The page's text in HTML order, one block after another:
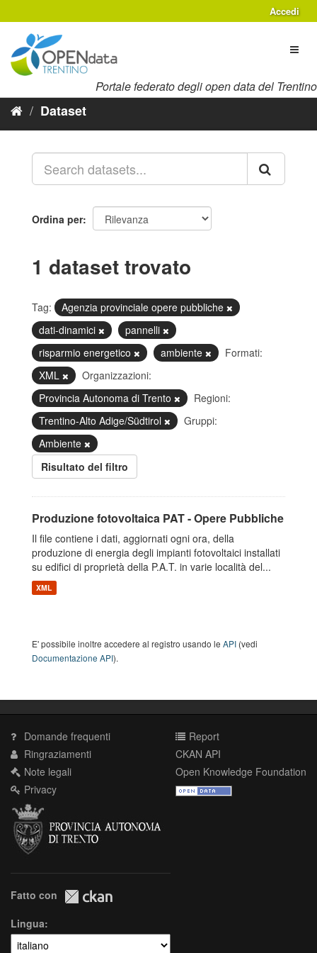
al
contenuto
Accedi
Portale federato degli open data del Trentino
Dataset
Ordina per
1 dataset trovato
Tag:
Agenzia provinciale opere pubbliche
dati-dinamici
pannelli
risparmio energetico
ambiente
Formati:
XML
Organizzazioni:
Provincia Autonoma di Trento
Regioni:
Trentino-Alto Adige/Südtirol
Gruppi:
Ambiente
Risultato del filtro
Produzione fotovoltaica PAT - Opere Pubbliche
Il file contiene i dati, aggiornati ogni ora, della
produzione di energia degli impianti fotovoltaici installati
su edifici di proprietà della P.A.T. in varie località del...
XML
E' possibile inoltre accedere al registro usando le API (vedi
Documentazione API).
Domande frequenti
Ringraziamenti
Note legali
Privacy
Report
CKAN API
Open Knowledge Foundation
Fatto con
Lingua